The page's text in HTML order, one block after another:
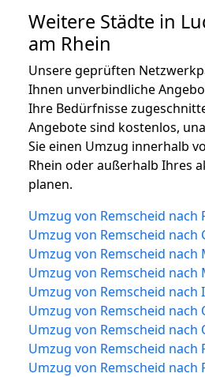
Weitere Städte in
am Rhein
Unsere geprüften
Ihnen unverbindliche
Ihre Bedürfnisse
Angebote sind kostenlos,
Sie einen Umzug innerhalb
Rhein oder außerhalb Ihres
planen.
Umzug von Remscheid nach
Umzug von Remscheid nach
Umzug von Remscheid nach
Umzug von Remscheid nach
Umzug von Remscheid nach
Umzug von Remscheid nach
Umzug von Remscheid nach
Umzug von Remscheid nach
Umzug von Remscheid nach